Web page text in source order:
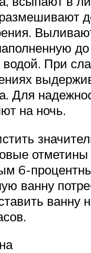
водой. При
Для
на ночь.
6-
ванну
ванну